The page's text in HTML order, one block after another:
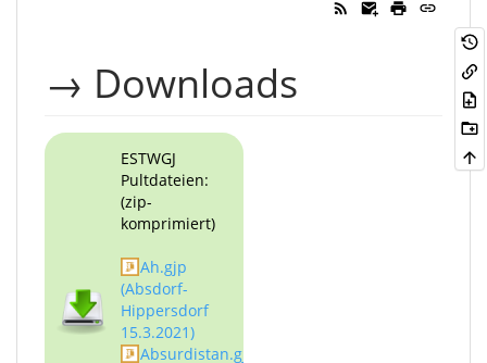
→ Downloads
ESTWGJ
Pultdateien:
(zip-
komprimiert)
Ah.gjp
(Absdorf-
Hippersdorf
15.3.2021)
Absurdistan.gjp